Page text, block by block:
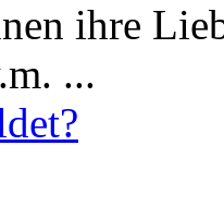
ihre
...